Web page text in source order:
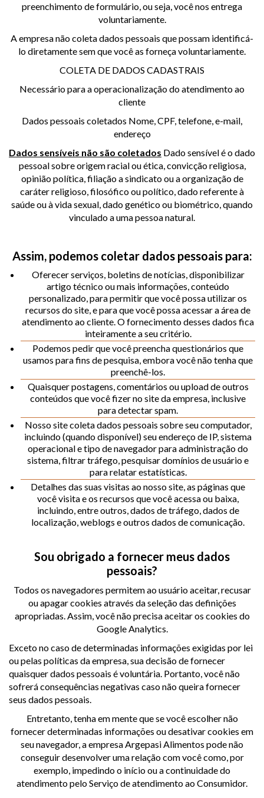
preenchimento de formulário, ou seja, você nos entrega
voluntariamente.
A empresa não coleta dados pessoais que possam identificá-
lo diretamente sem que você as forneça voluntariamente.
COLETA DE DADOS CADASTRAIS
Necessário para a operacionalização do atendimento ao
cliente
Dados pessoais coletados Nome, CPF, telefone, e-mail,
endereço
Dados sensíveis não são coletados Dado sensível é o dado
pessoal sobre origem racial ou ética, convicção religiosa,
opinião política, filiação a sindicato ou a organização de
caráter religioso, filosófico ou político, dado referente à
saúde ou à vida sexual, dado genético ou biométrico, quando
vinculado a uma pessoa natural.
Assim, podemos coletar dados pessoais para:
Oferecer serviços, boletins de notícias, disponibilizar
artigo técnico ou mais informações, conteúdo
personalizado, para permitir que você possa utilizar os
recursos do site, e para que você possa acessar a área de
atendimento ao cliente. O fornecimento desses dados fica
inteiramente a seu critério.
Podemos pedir que você preencha questionários que
usamos para fins de pesquisa, embora você não tenha que
preenchê-los.
Quaisquer postagens, comentários ou upload de outros
conteúdos que você fizer no site da empresa, inclusive
para detectar spam.
Nosso site coleta dados pessoais sobre seu computador,
incluindo (quando disponível) seu endereço de IP, sistema
operacional e tipo de navegador para administração do
sistema, filtrar tráfego, pesquisar domínios de usuário e
para relatar estatísticas.
Detalhes das suas visitas ao nosso site, as páginas que
você visita e os recursos que você acessa ou baixa,
incluindo, entre outros, dados de tráfego, dados de
localização, weblogs e outros dados de comunicação.
Sou obrigado a fornecer meus dados
pessoais?
Todos os navegadores permitem ao usuário aceitar, recusar
ou apagar cookies através da seleção das definições
apropriadas. Assim, você não precisa aceitar os cookies do
Google Analytics.
Exceto no caso de determinadas informações exigidas por lei
ou pelas políticas da empresa, sua decisão de fornecer
quaisquer dados pessoais é voluntária. Portanto, você não
sofrerá consequências negativas caso não queira fornecer
seus dados pessoais.
Entretanto, tenha em mente que se você escolher não
fornecer determinadas informações ou desativar cookies em
seu navegador, a empresa Argepasi Alimentos pode não
conseguir desenvolver uma relação com você como, por
exemplo, impedindo o início ou a continuidade do
atendimento pelo Serviço de atendimento ao Consumidor.